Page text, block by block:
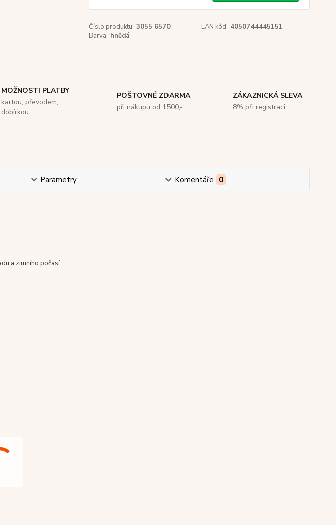
Číslo produktu: 3055 6570 EAN kód: 4050744445151
Barva: hnědá
MOŽNOSTI PLATBY
kartou, převodem,
dobírkou
POŠTOVNÉ ZDARMA
při nákupu od 1500,-
ZÁKAZNICKÁ SLEVA
8% při registraci
Parametry Komentáře 0
a zimního počasí.